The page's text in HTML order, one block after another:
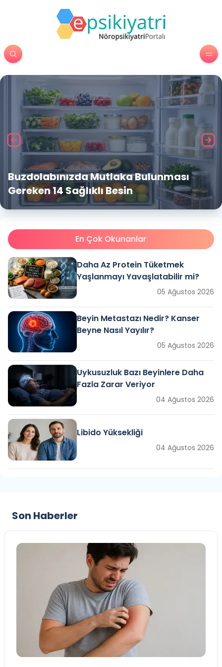
Buzdolabınızda Mutlaka Bulunması
Gereken 14 Sağlıklı Besin
En Çok Okunanlar
Daha Az Protein Tüketmek
Yaşlanmayı Yavaşlatabilir mi?
05 Ağustos 2026
Beyin Metastazı Nedir? Kanser
Beyne Nasıl Yayılır?
05 Ağustos 2026
Uykusuzluk Bazı Beyinlere Daha
Fazla Zarar Veriyor
04 Ağustos 2026
Libido Yüksekliği
04 Ağustos 2026
Son Haberler